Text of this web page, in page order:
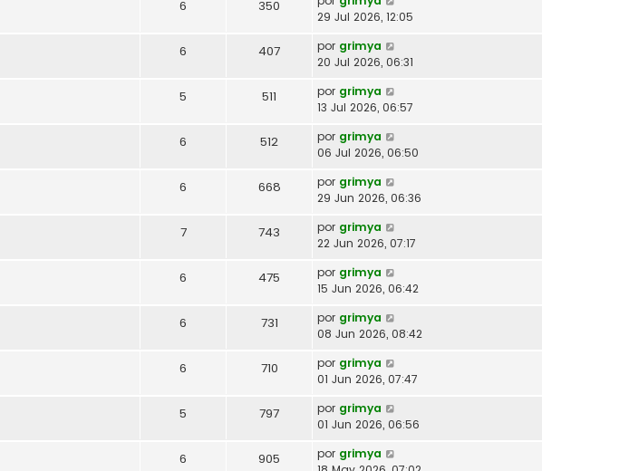
6 350
29 Jul 2026, 12:05
6 407 por grimya
20 Jul 2026, 06:31
5 511 por grimya
13 Jul 2026, 06:57
6 512 por grimya
06 Jul 2026, 06:50
6 668 por grimya
29 Jun 2026, 06:36
7 743 por grimya
22 Jun 2026, 07:17
6 475 por grimya
15 Jun 2026, 06:42
6 731 por grimya
08 Jun 2026, 08:42
6 710 por grimya
01 Jun 2026, 07:47
5 797 por grimya
01 Jun 2026, 06:56
6 905 por grimya